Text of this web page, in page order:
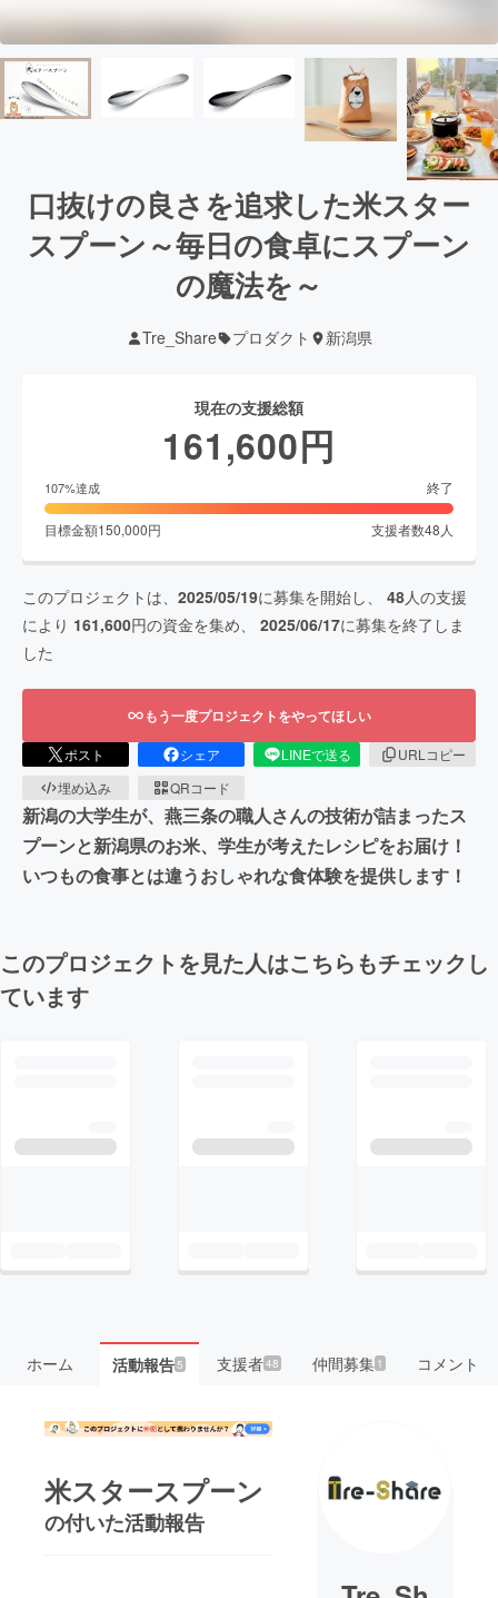
口抜けの良さを追求した米スター
スプーン～毎日の食卓にスプーン
の魔法を～​
Tre_Share プロダクト 新潟県
現在の支援総額
161,600円
107%達成 終了
目標金額150,000円 支援者数48 人
このプロジェクトは、 2025/05/19に募集を開始し、 48人の支援
により 161,600円の資金を集め、 2025/06/17に募集を終了しま
した
もう一度プロジェクトをやってほしい
ポスト シェア LINEで送る
URLコピー
埋め込み
QRコード
新潟の大学生が、燕三条の職人さんの技術が詰まったス
プーンと新潟県のお米、学生が考えたレシピをお届け！
いつもの食事とは違うおしゃれな食体験を提供します！
このプロジェクトを見た人はこちらもチェックし
ています
ホーム 活動報告5 支援者48 仲間募集 1 コメント
米スタースプーン
の付いた活動報告